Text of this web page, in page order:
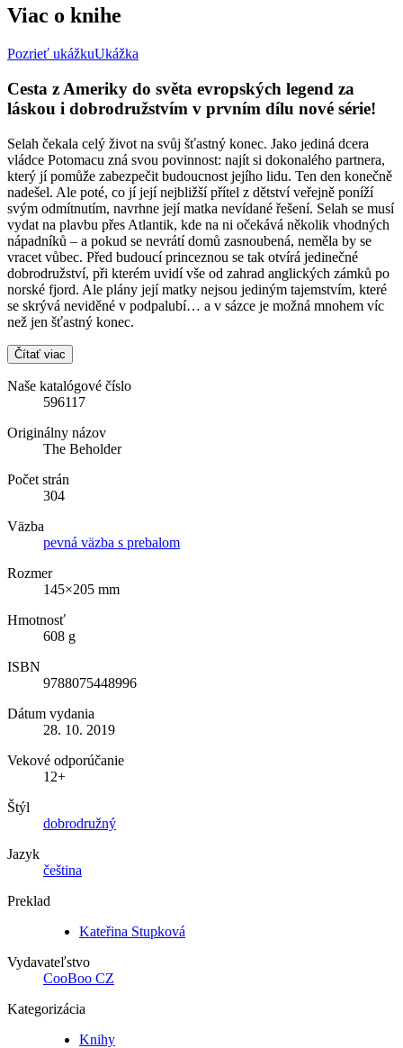
Viac o knihe
Pozrieť ukážkuUkážka
Cesta z Ameriky do světa evropských legend za
láskou i dobrodružstvím v prvním dílu nové série!
Selah čekala celý život na svůj šťastný konec. Jako jediná dcera
vládce Potomacu zná svou povinnost: najít si dokonalého partnera,
který jí pomůže zabezpečit budoucnost jejího lidu. Ten den konečně
nadešel. Ale poté, co jí její nejbližší přítel z dětství veřejně poníží
svým odmítnutím, navrhne její matka nevídané řešení. Selah se musí
vydat na plavbu přes Atlantik, kde na ni očekává několik vhodných
nápadníků – a pokud se nevrátí domů zasnoubená, neměla by se
vracet vůbec. Před budoucí princeznou se tak otvírá jedinečné
dobrodružství, při kterém uvidí vše od zahrad anglických zámků po
norské fjord. Ale plány její matky nejsou jediným tajemstvím, které
se skrývá neviděné v podpalubí… a v sázce je možná mnohem víc
než jen šťastný konec.
Čítať viac
Naše katalógové číslo
596117
Originálny názov
The Beholder
Počet strán
304
Väzba
pevná väzba s prebalom
Rozmer
145×205 mm
Hmotnosť
608 g
ISBN
9788075448996
Dátum vydania
28. 10. 2019
Vekové odporúčanie
12+
Štýl
dobrodružný
Jazyk
čeština
Preklad
Kateřina Stupková
Vydavateľstvo
CooBoo CZ
Kategorizácia
Knihy